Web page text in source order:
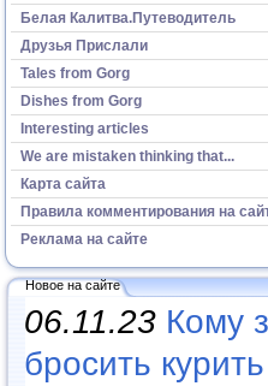
Белая Калитва.Путеводитель
Друзья Прислали
Tales from Gorg
Dishes from Gorg
Interesting articles
We are mistaken thinking that...
Карта сайта
Правила комментирования на
Реклама на сайте
Новое на сайте
06.11.23 Кому
бросить